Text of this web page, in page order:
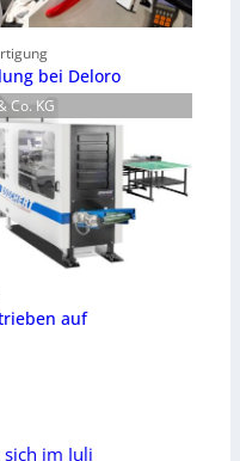
bei Deloro
Co. KG
auf
im Juli